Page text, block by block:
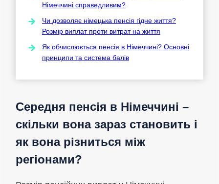
Німеччині справедливим?
Чи дозволяє німецька пенсія гідне життя?
Розмір виплат проти витрат на життя
Як обчислюється пенсія в Німеччині? Основні
принципи та система балів
Середня пенсія в Німеччині –
скільки вона зараз становить і
як вона різниться між
регіонами?